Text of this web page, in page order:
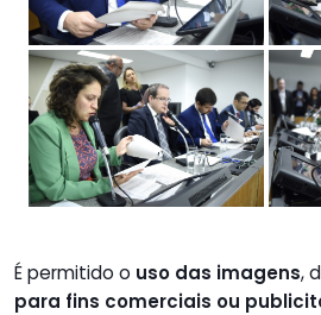
É permitido o uso das imagens,
para fins comerciais ou